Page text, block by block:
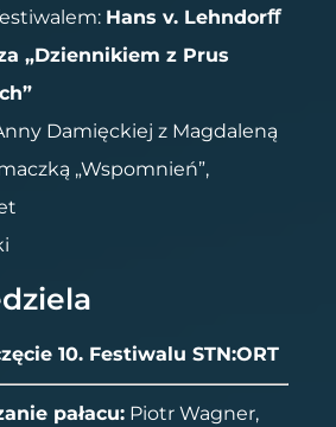
Hans v. Lehndorﬀ
„Dziennikiem z Prus
Damięckiej z Magdaleną
„Wspomnień”,
10. Festiwalu STN:ORT
pałacu:Piotr Wagner,